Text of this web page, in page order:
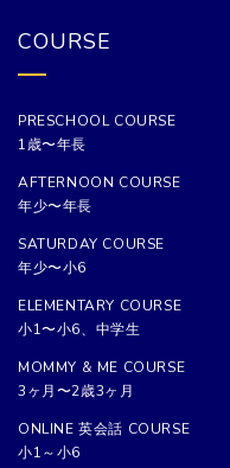
COURSE
PRESCHOOL COURSE
1歳〜年長
AFTERNOON COURSE
年少〜年長
SATURDAY COURSE
年少〜小6
ELEMENTARY COURSE
小1〜小6、中学生
MOMMY & ME COURSE
3ヶ月〜2歳3ヶ月
ONLINE 英会話 COURSE
小1～小6